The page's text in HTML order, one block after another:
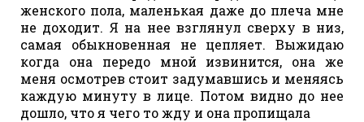
женского пола, маленькая даже до плеча мне
не доходит. Я на нее взглянул сверху в низ,
самая обыкновенная не цепляет. Выжидаю
когда она передо мной извинится, она же
меня осмотрев стоит задумавшись и меняясь
каждую минуту в лице. Потом видно до нее
дошло, что я чего то жду и она пропищала